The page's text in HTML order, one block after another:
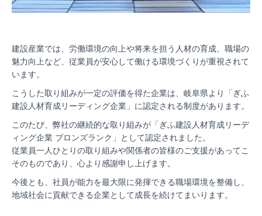
建設産業では、労働環境の向上や将来を担う人材の育成、職場の
魅力向上など、従業員が安心して働ける環境づくりが重視されて
います。
こうした取り組みが一定の評価を得た企業は、岐阜県より「ぎふ
建設人材育成リーディング企業」に認定される制度があります。
このたび、弊社の継続的な取り組みが「ぎふ建設人材育成リーデ
ィング企業 ブロンズランク」として認定されました。
従業員一人ひとりの取り組みや関係者の皆様のご支援があってこ
そのものであり、心より感謝申し上げます。
今後とも、社員が能力を最大限に発揮できる職場環境を整備し、
地域社会に貢献できる企業として成長を続けてまいります。